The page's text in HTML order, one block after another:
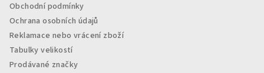
Obchodní podmínky
Ochrana osobních údajů
Reklamace nebo vrácení zboží
Tabulky velikostí
Prodávané značky